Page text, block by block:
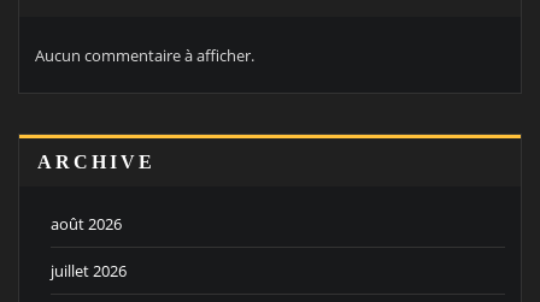
Aucun commentaire à afficher.
ARCHIVE
août 2026
juillet 2026